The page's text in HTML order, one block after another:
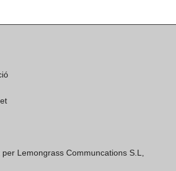
Lemongrass Communcations S.L,